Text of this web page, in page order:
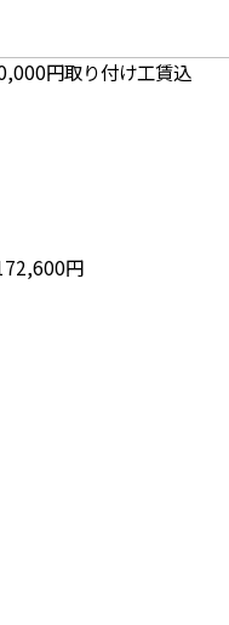
円取り付け工賃込
円